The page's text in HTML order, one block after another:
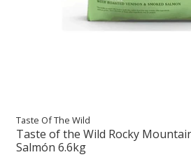
Taste Of The Wild
Taste of the Wild Rocky
Salmón 6.6kg